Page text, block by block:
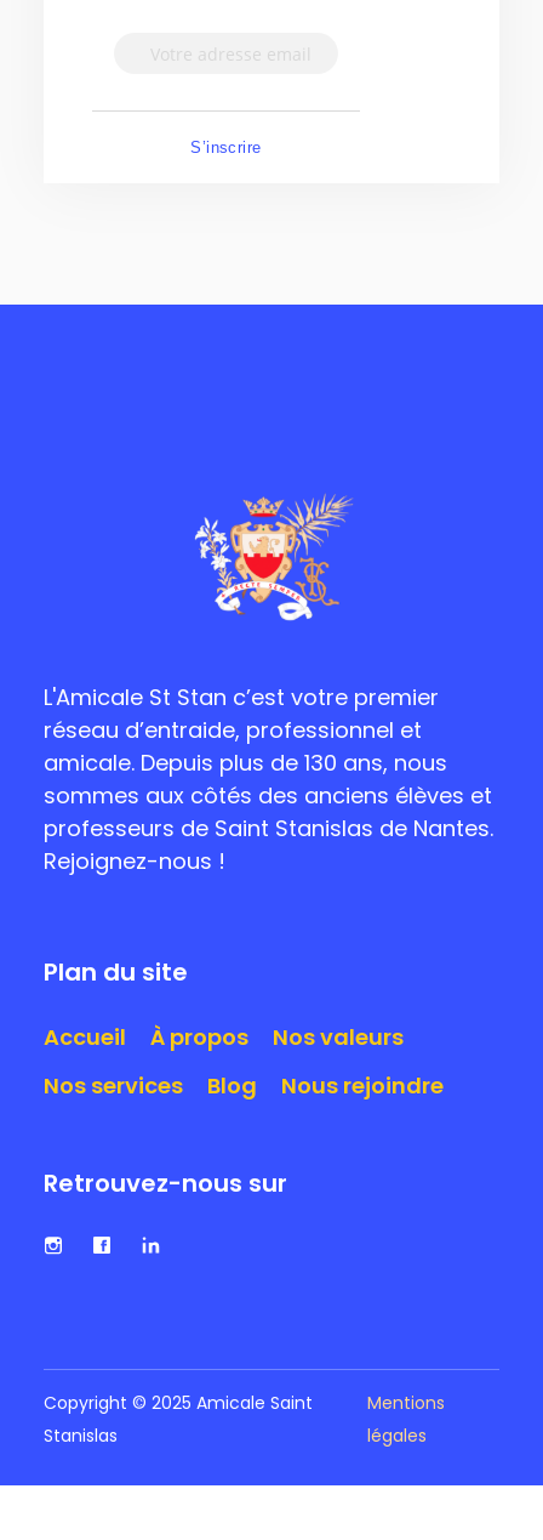
S’inscrire
L'Amicale St Stan c’est votre premier
réseau d’entraide, professionnel et
amicale. Depuis plus de 130 ans, nous
sommes aux côtés des anciens élèves et
professeurs de Saint Stanislas de Nantes.
Rejoignez-nous !
Plan du site
Accueil À propos
Nos valeurs
Nos services
Blog Nous rejoindre
Retrouvez-nous sur
Copyright © 2025 Amicale Saint
Stanislas
Mentions
légales